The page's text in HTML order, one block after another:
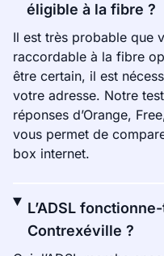
éligible à la fibre ?
Il est très probable que
raccordable à la fibre
être certain, il est
votre adresse. Notre
réponses d’Orange,
vous permet de
box internet.
L’ADSL
Contrexéville ?